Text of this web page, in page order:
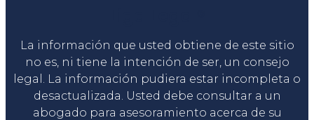
La información que usted obtiene de este sitio
no es, ni tiene la intención de ser, un consejo
legal. La información pudiera estar incompleta o
desactualizada. Usted debe consultar a un
abogado para asesoramiento acerca de su